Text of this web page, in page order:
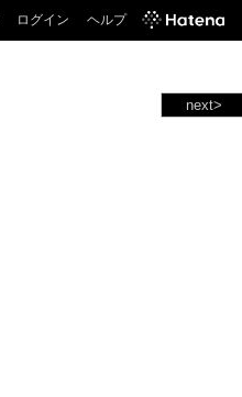
ログイン ヘルプ
next>